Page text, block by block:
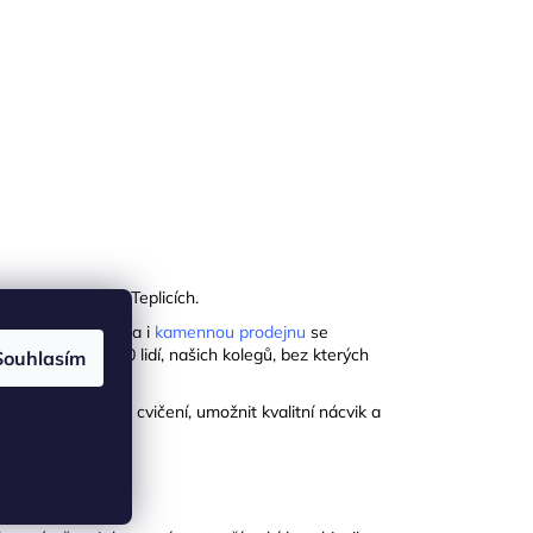
roku 1991 v Teplicích.
sklady a i kamennou prodejnu se
bezmála 100 lidí, našich kolegů, bez kterých
fitness cvičení, umožnit kvalitní nácvik a